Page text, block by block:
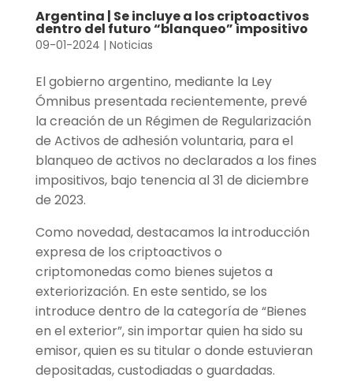
Argentina | Se incluye a los criptoactivos
dentro del futuro “blanqueo” impositivo
09-01-2024 | Noticias
El gobierno argentino, mediante la Ley
Ómnibus presentada recientemente, prevé
la creación de un Régimen de Regularización
de Activos de adhesión voluntaria, para el
blanqueo de activos no declarados a los fines
impositivos, bajo tenencia al 31 de diciembre
de 2023.
Como novedad, destacamos la introducción
expresa de los criptoactivos o
criptomonedas como bienes sujetos a
exteriorización. En este sentido, se los
introduce dentro de la categoría de “Bienes
en el exterior”, sin importar quien ha sido su
emisor, quien es su titular o donde estuvieran
depositadas, custodiadas o guardadas.